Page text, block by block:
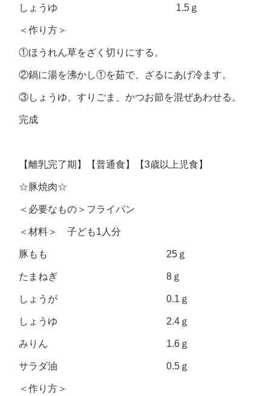
しょうゆ 1.5ｇ
＜作り方＞
①ほうれん草をざく切りにする。
②鍋に湯を沸かし①を茹で、ざるにあげ冷ます。
③しょうゆ、すりごま、かつお節を混ぜあわせる。
完成
【離乳完了期】【普通食】【3歳以上児食】
☆豚焼肉☆
＜必要なもの＞フライパン
＜材料＞ 子ども1人分
豚もも 25ｇ
たまねぎ 8ｇ
しょうが 0.1ｇ
しょうゆ 2.4ｇ
みりん 1.6ｇ
サラダ油 0.5ｇ
＜作り方＞